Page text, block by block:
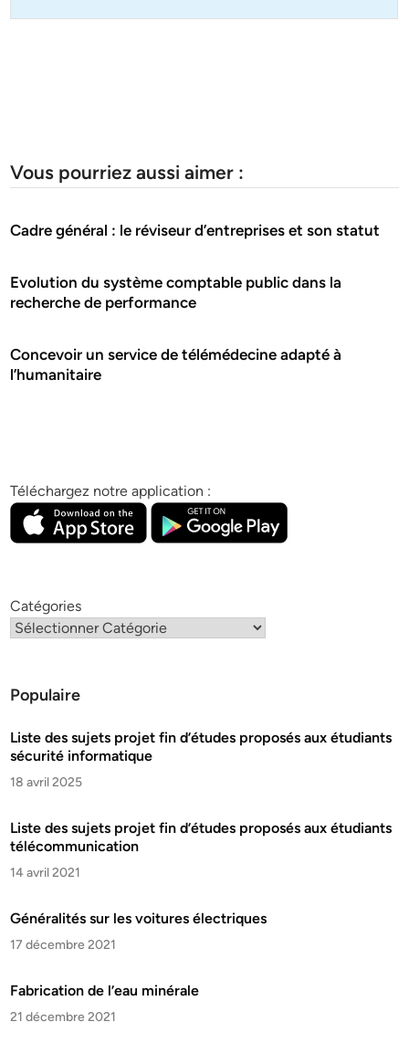
Vous pourriez aussi aimer :
Cadre général : le réviseur d’entreprises et son statut
Evolution du système comptable public dans la
recherche de performance
Concevoir un service de télémédecine adapté à
l’humanitaire
Téléchargez notre application :
Catégories
Populaire
Liste des sujets projet fin d’études proposés aux étudiants
sécurité informatique
18 avril 2025
Liste des sujets projet fin d’études proposés aux étudiants
télécommunication
14 avril 2021
Généralités sur les voitures électriques
17 décembre 2021
Fabrication de l’eau minérale
21 décembre 2021